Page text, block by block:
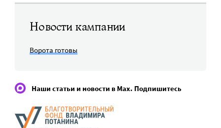
Новости кампании
Ворота готовы
Наши статьи и новости в Max. Подпишитесь